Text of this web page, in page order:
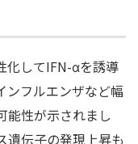
化してIFN-αを誘導
ンフルエンザなど幅
能性が示されまし
遺伝子の発現上昇も